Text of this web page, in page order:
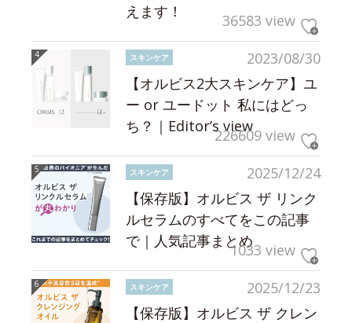
えます！
36583 view
2023/08/30
スキンケア
【オルビス2大スキンケア】ユ
ー or ユードット 私にはどっ
ち？｜Editor’s view226609 view
2025/12/24
スキンケア
【保存版】オルビス ザ リンク
ルセラムのすべてをこの記事
で｜人気記事まとめ1033 view
2025/12/23
スキンケア
【保存版】オルビス ザ クレン